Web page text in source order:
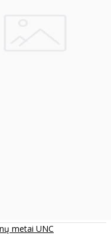
metai UNC